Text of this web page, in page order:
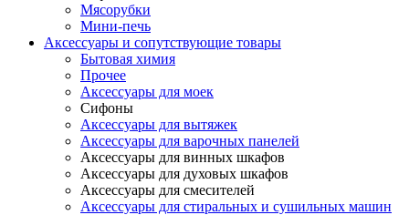
Мясорубки
Мини-печь
Аксессуары и сопутствующие товары
Бытовая химия
Прочее
Аксессуары для моек
Сифоны
Аксессуары для вытяжек
Аксессуары для варочных панелей
Аксессуары для винных шкафов
Аксессуары для духовых шкафов
Аксессуары для смесителей
Аксессуары для стиральных и сушильных машин